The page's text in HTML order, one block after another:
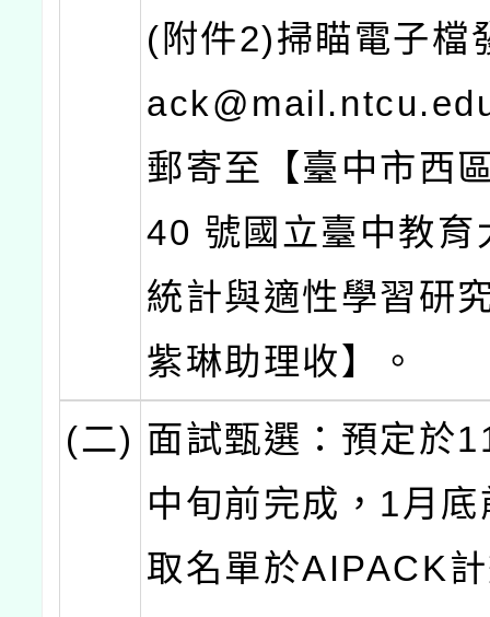
(附件2)掃瞄電子檔
郵寄至【臺中市西
40 號國立臺中教育
統計與適性學習研
紫琳助理收】。
(二) 面試甄選：預定於
中旬前完成，1月
取名單於AIPACK